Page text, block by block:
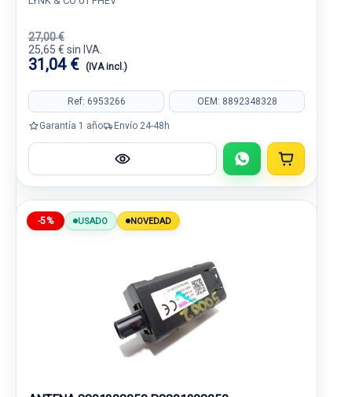
27,00 €
25,65 € sin IVA.
31,04 € (IVA incl.)
Ref: 6953266 OEM: 8892348328
Garantía 1 año Envío 24-48h
-5% USADO NOVEDAD